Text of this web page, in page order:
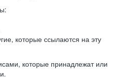
которые ссылаются на эту
которые принадлежат или